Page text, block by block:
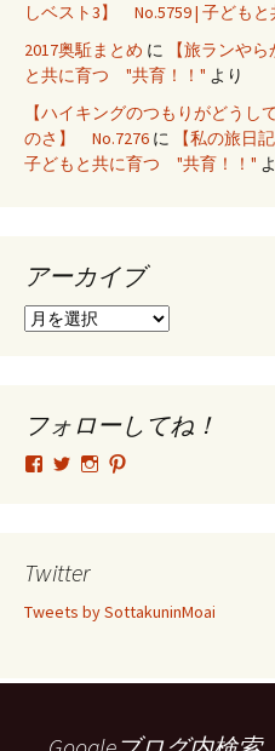
しベスト3】 No.5759 | 子ども
2017奥駈まとめ に
【旅ランや
と共に育つ "共育！！" より
【ハイキングのつもりがどうし
のさ】 No.7276 に
【私の旅日
子どもと共に育つ "共育！！"
アーカイブ
ア
ブ
フォローしてね！
tsutomu.hattori.33
フ
ー
SottakuninMoai
フ
ー
tsutomu.hattori.33
ー
示
ー
示
Twitter
Tweets by SottakuninMoai